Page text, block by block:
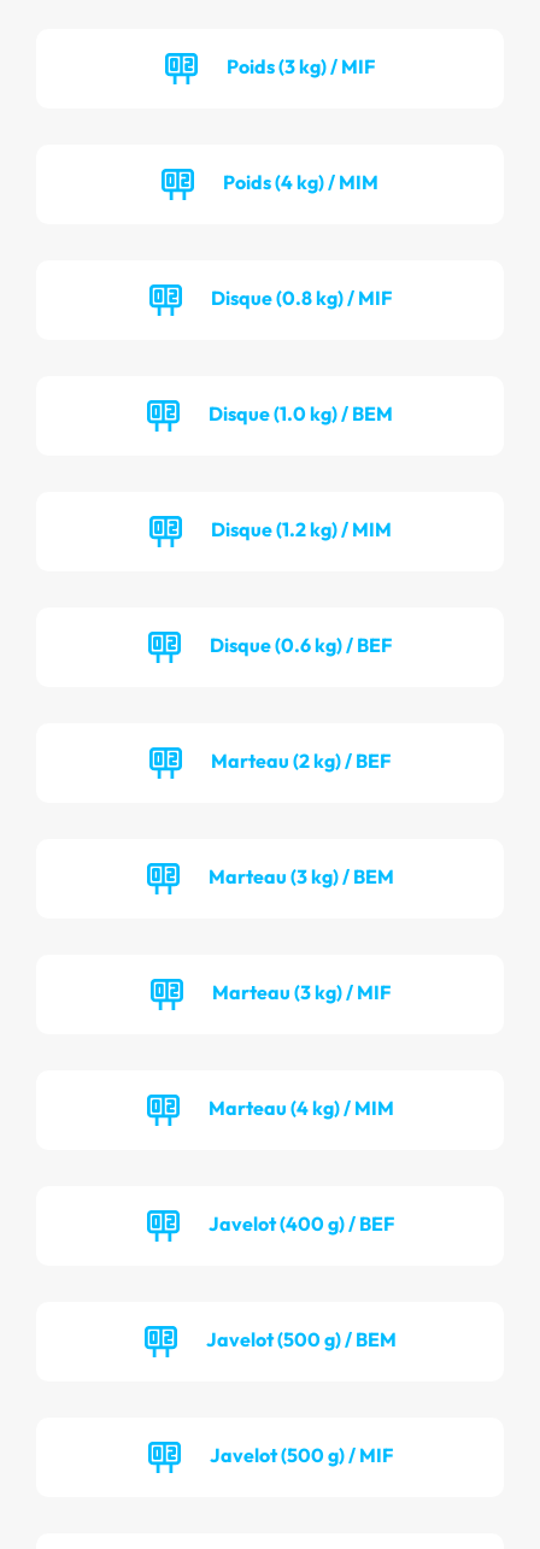
Poids (3 kg) / MIF
Poids (4 kg) / MIM
Disque (0.8 kg) / MIF
Disque (1.0 kg) / BEM
Disque (1.2 kg) / MIM
Disque (0.6 kg) / BEF
Marteau (2 kg) / BEF
Marteau (3 kg) / BEM
Marteau (3 kg) / MIF
Marteau (4 kg) / MIM
Javelot (400 g) / BEF
Javelot (500 g) / BEM
Javelot (500 g) / MIF